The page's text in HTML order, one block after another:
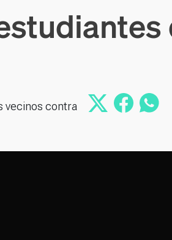
vecinos contra